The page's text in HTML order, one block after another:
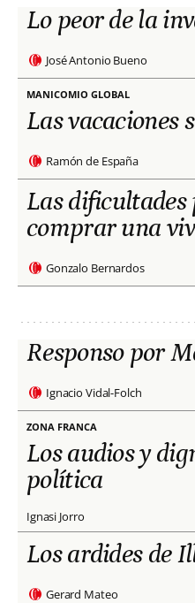
Lo peor de la
José Antonio Bueno
MANICOMIO GLOBAL
Las vacaciones
Ramón de España
Las dificultades
comprar una
Gonzalo Bernardos
Responso por
Ignacio Vidal-Folch
ZONA FRANCA
Los audios y
política
Ignasi Jorro
Los ardides de
Gerard Mateo